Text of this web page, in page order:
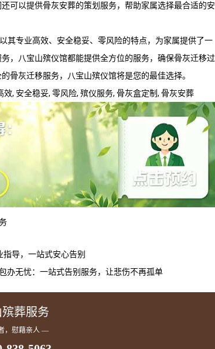
可以提供骨灰安葬的策划服务，帮助家属选择最合适的安
其专业高效、安全稳妥、零风险的特点，为家属提供了一
，
八宝山殡仪馆都能提供全方位的服务，确保骨灰迁移过
骨灰迁移服务，
八宝山殡仪馆将是您的最佳选择。
效, 安全稳妥, 零风险, 殡仪服务, 骨灰盒定制, 骨灰安葬
导，一站式安心告别
办无忧：一站式告别服务，让悲伤不再孤单
葬服务
，慰藉亲人 —